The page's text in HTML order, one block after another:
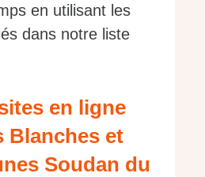
en utilisant les
dans notre liste
en ligne
Blanches et
Soudan du